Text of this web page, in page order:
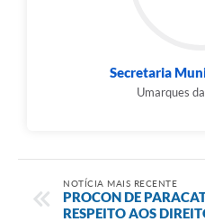
Secretaria
Umarques
NOTÍCIA MAIS RECENTE
PROCON DE
RESPEITO AOS